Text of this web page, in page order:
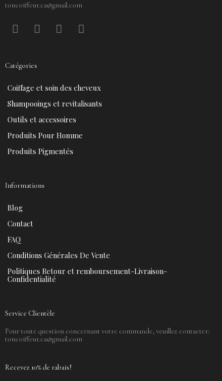
toncoiffeur.ca@gmail.com
F
a
b
o
o
k
P
i
e
e
s
t
Y
o
b
e
I
n
r
a
Catégories
Coiffage et soin des cheveux
Shampooings et revitalisants
Outils et accessoires
Produits Pour Homme
Produits Pigmentés
Informations
Blog
Contact
FAQ
Conditions Générales De Vente
Politiques Retour et remboursement-Livraison-
Confidentialité
Service Clientèle
Pour toute question concernant votre commande, veuillez contacter:
toncoiffeur.ca@gmail.com
Recevez 10% de rabais!